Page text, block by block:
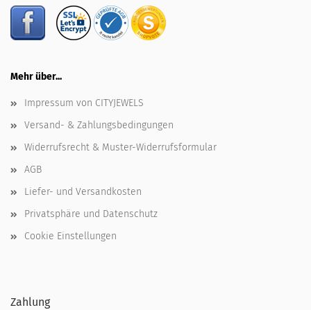
Mehr über...
Impressum von CITYJEWELS
Versand- & Zahlungsbedingungen
Widerrufsrecht & Muster-Widerrufsformular
AGB
Liefer- und Versandkosten
Privatsphäre und Datenschutz
Cookie Einstellungen
Zahlung